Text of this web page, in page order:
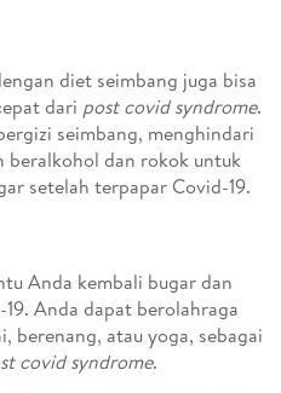
diet seimbang juga bisa
dari post covid syndrome.
seimbang, menghindari
beralkohol dan rokok untuk
setelah terpapar Covid-19.
Anda kembali bugar dan
Anda dapat berolahraga
berenang, atau yoga, sebagai
covid syndrome.